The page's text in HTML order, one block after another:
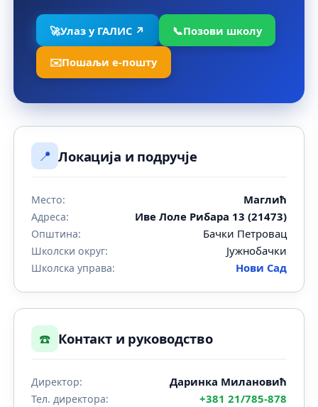
🚀Улаз у ГАЛИС ↗ 📞Позови школу
✉️Пошаљи е-пошту
📍 Локација и подручје
Место: Маглић
Адреса: Иве Лоле Рибара 13 (21473)
Општина: Бачки Петровац
Школски округ: Јужнобачки
Школска управа: Нови Сад
☎️ Контакт и руководство
Директор: Даринка Милановић
Тел. директора: +381 21/785-878